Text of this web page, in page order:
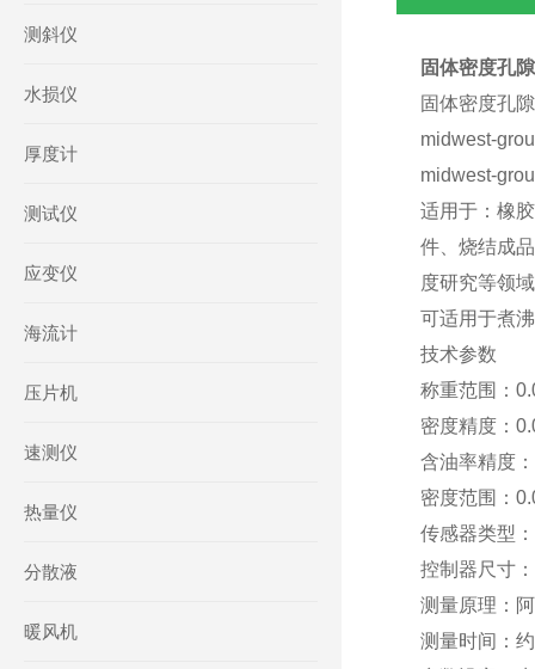
测斜仪
水损仪
厚度计
测试仪
应变仪
海流计
压片机
速测仪
热量仪
分散液
暖风机
固体密度孔
固体密度孔
midwest-
midwest-
适用于：橡
件、烧结成
度研究等领
可适用于煮
技术参数
称重范围：
密度精度：
含油率精度
密度范围：
传感器类型
控制器尺寸
测量原理：
测量时间：